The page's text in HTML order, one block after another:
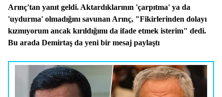
Arınç'tan yanıt geldi. Aktardıklarının 'çarpıtma' ya da
'uydurma' olmadığını savunan Arınç, "Fikirlerinden dolayı
kızmıyorum ancak kırıldığımı da ifade etmek isterim" dedi.
Bu arada Demirtaş da yeni bir mesaj paylaştı